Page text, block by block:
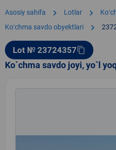
Asosiy sahifa chevron_right Lotlar chevron_right
Koʻchma savdo obyektlari chevron_right
Lot № 23724357content_copy
Ko`chma savdo joyi, yo`l